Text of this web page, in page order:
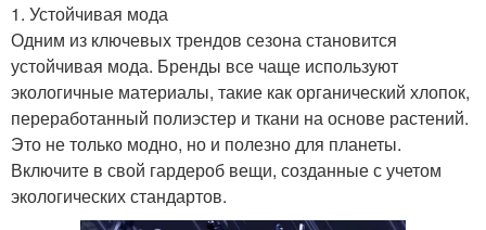
1. Устойчивая мода
Одним из ключевых трендов сезона становится
устойчивая мода. Бренды все чаще используют
экологичные материалы, такие как органический хлопок,
переработанный полиэстер и ткани на основе растений.
Это не только модно, но и полезно для планеты.
Включите в свой гардероб вещи, созданные с учетом
экологических стандартов.